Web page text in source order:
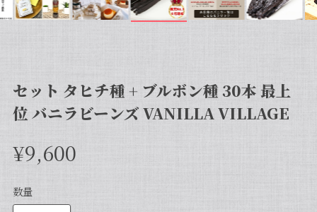
セット タヒチ種 + ブルボン種 30本 最上
位 バニラビーンズ VANILLA VILLAGE
¥9,600
数量